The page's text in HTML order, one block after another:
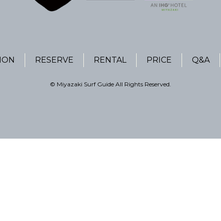
RESERVE RENTAL PRICE Q&A
© Miyazaki Surf Guide All Rights Reserved.